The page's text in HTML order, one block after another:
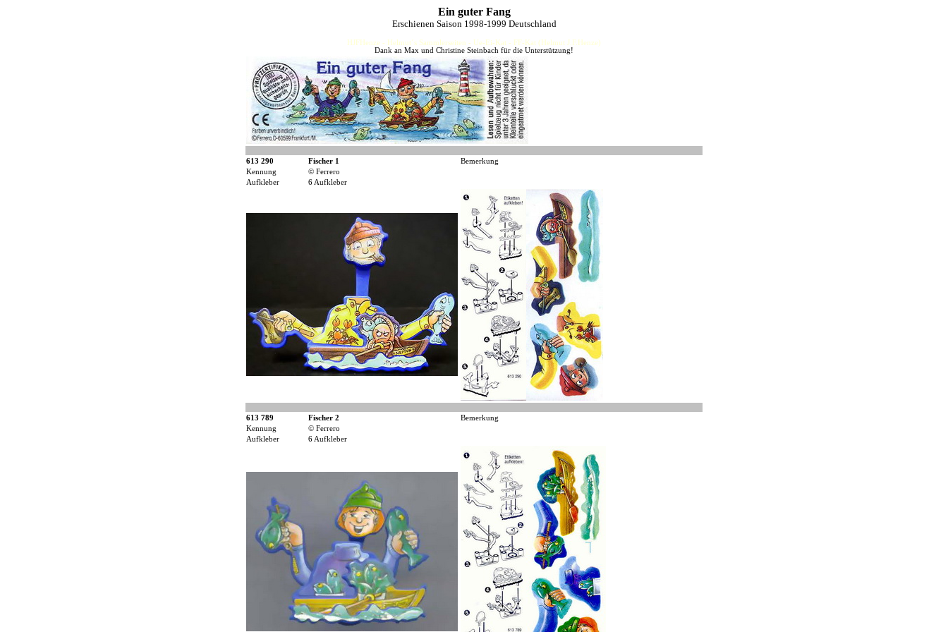
Ein guter Fang
Erschienen Saison 1998-1999 Deutschland
HJFHenze - Helmut´s Sammlerseiten - Ue-Ei-Kat - FF-Kat (Helmut J.F.Henze)
Dank an Max und Christine Steinbach für die Unterstützung!
613 290 Fischer 1
Bemerkung
Kennung
© Ferrero
Aufkleber
6 Aufkleber
613 789 Fischer 2
Bemerkung
Kennung
© Ferrero
Aufkleber
6 Aufkleber